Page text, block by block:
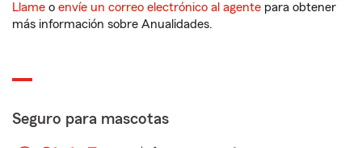
Llame o envíe un correo electrónico al agente para obtener
más información sobre Anualidades.
Seguro para mascotas